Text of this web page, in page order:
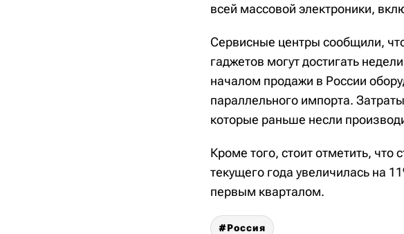
всей массовой электроники,
Сервисные центры сообщили,
гаджетов могут достигать
началом продажи в России
параллельного импорта.
которые раньше несли
Кроме того, стоит отметить,
текущего года увеличилась на
первым кварталом.
Россия